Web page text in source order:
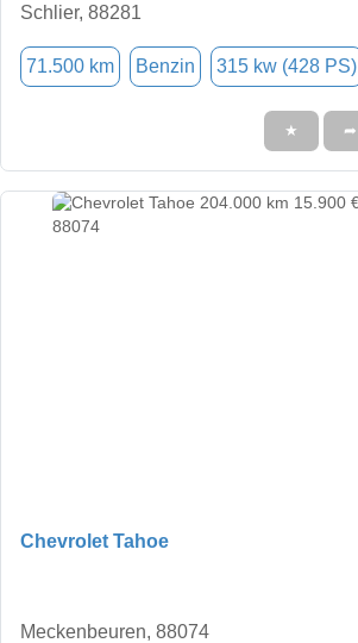
Schlier, 88281
71.500 km Benzin 315 kw (428 PS)
★ ➦
Chevrolet Tahoe
Meckenbeuren, 88074